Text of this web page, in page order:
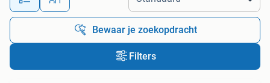
Bewaar je zoekopdracht
Filters